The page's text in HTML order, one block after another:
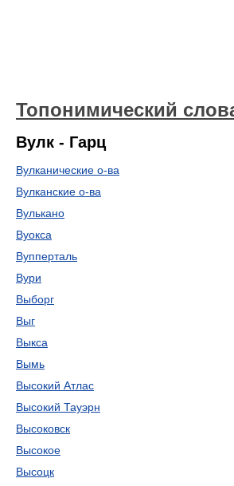
Топонимический
Вулк - Гарц
Вулканические о-ва
Вулканские о-ва
Вулькано
Вуокса
Вупперталь
Вури
Выборг
Выг
Выкса
Вымь
Высокий Атлас
Высокий Тауэрн
Высоковск
Высокое
Высоцк